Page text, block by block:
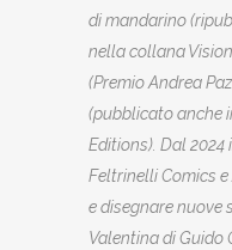
di mandarino
nella collana
(Premio Andrea
(pubblicato anche
Editions). Dal
Feltrinelli Comics
e disegnare nuove
Valentina di Guido